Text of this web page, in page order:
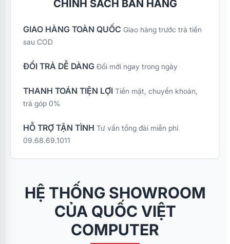
được làm bằng cao su êm ái, bạn sẽ dễ dàng điều
thích của người dùng.
đãi lên đến 200.000 , nếu có bất kì thắc mắc hoặc
Khách Hàng cần tư vấn thêm về sản phẩm có thể
liên hệ ngay với đội ngũ CSKH của Quốc Việt
Computer :
Hotline : 0912221011 - 0968691011
Địa chỉ: Số 21 Nguyễn Đức Cảnh – Phường Hưng
Bình – Thành Phố Vinh – Nghệ An
https://qvc.vn/
02383.59.58.59 - Fax: 02383.599.313
CHÍNH SÁCH BÁN HÀNG
GIAO HÀNG TOÀN QUỐC Giao hàng trước trả tiền
sau COD
ĐỔI TRẢ DỄ DÀNG Đổi mới ngay trong ngày
THANH TOÁN TIỆN LỢI Tiền mặt, chuyển khoản,
trả góp 0%
HỖ TRỢ TẬN TÌNH Tư vấn tổng đài miễn phí
09.68.69.1011
HỆ THỐNG SHOWROOM
CỦA QUỐC VIỆT
COMPUTER